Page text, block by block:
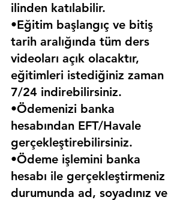
ilinden katılabilir.
•Eğitim başlangıç ve bitiş
tarih aralığında tüm ders
videoları açık olacaktır,
eğitimleri istediğiniz zaman
7/24 indirebilirsiniz.
•Ödemenizi banka
hesabından EFT/Havale
gerçekleştirebilirsiniz.
•Ödeme işlemini banka
hesabı ile gerçekleştirmeniz
durumunda ad, soyadınız ve